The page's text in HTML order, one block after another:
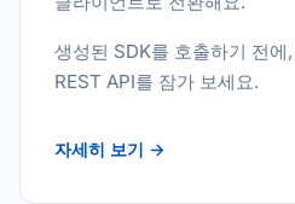
생성된 SDK를 호출하기 전
REST API를 잠가 보세요.
자세히 보기 →